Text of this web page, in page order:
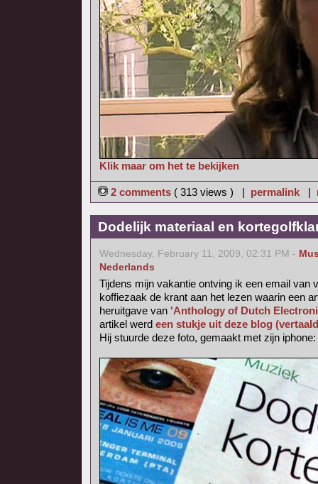
Klik maar om het te bekijken
2 comments ( 313 views ) | permalink |
Dodelijk materiaal en
Wednesday, February 11, 2009, 02:31 PM -
Nederlands
Tijdens mijn vakantie ontving ik een email van
koffiezaak de krant aan het lezen waarin een
heruitgave van 'Anthology of Dutch
artikel werd een stukje uit deze blog
Hij stuurde deze foto, gemaakt met zijn iphone: